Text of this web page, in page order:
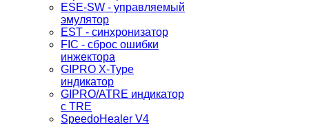
ESE-SW - управляемый
эмулятор
EST - синхронизатор
FIC - сброс ошибки
инжектора
GIPRO X-Type
индикатор
GIPRO/ATRE индикатор
с TRE
SpeedoHealer V4